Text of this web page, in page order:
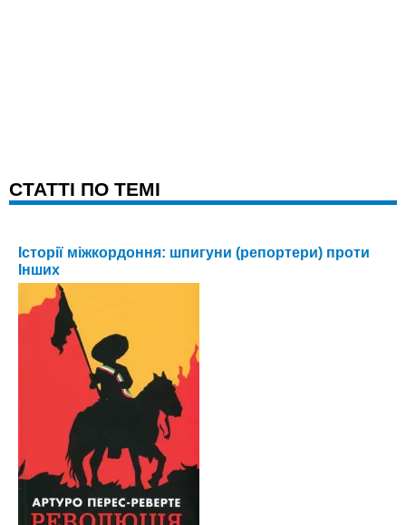
CТАТТІ ПО ТЕМІ
Історії міжкордоння: шпигуни (репортери) проти
Інших